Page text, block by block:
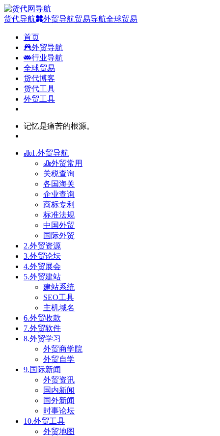
货代导航 外贸导航贸易导航全球贸易
首页
外贸导航
行业导航
全球贸易
货代博客
货代工具
外贸工具
记忆是痛苦的根源。
1.外贸导航
外贸常用
关税查询
各国海关
企业查询
商标专利
标准法规
中国外贸
国际外贸
2.外贸资源
3.外贸论坛
4.外贸展会
5.外贸建站
建站系统
SEO工具
主机域名
6.外贸收款
7.外贸软件
8.外贸学习
外贸商学院
外贸自学
9.国际新闻
外贸资讯
国内新闻
国外新闻
时事论坛
10.外贸工具
外贸地图